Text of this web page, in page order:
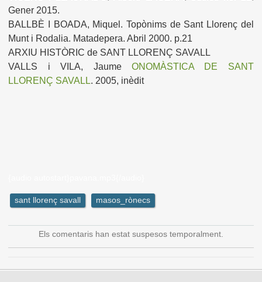
Gener 2015.
BALLBÈ I BOADA, Miquel. Topònims de Sant Llorenç del
Munt i Rodalia. Matadepera. Abril 2000. p.21
ARXIU HISTÒRIC de SANT LLORENÇ SAVALL
VALLS i VILA, Jaume ONOMÀSTICA DE SANT
LLORENÇ SAVALL. 2005, inèdit
sant llorenç savall masos_rònecs
Els comentaris han estat suspesos temporalment.